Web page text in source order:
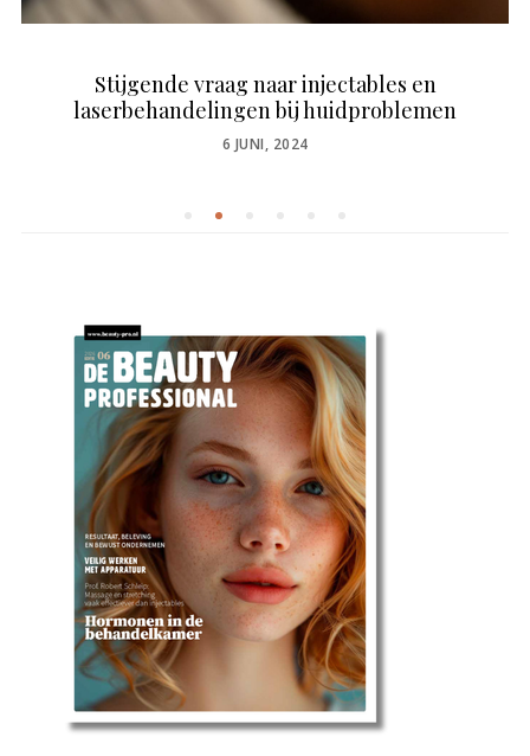
Stijgende vraag naar injectables en
laserbehandelingen bij huidproblemen
POSTED
6 JUNI, 2024